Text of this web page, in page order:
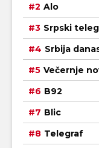
Alo
Srpski
Srbija
Večernje
B92
Blic
Telegraf